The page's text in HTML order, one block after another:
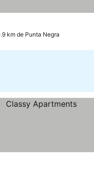
km de Punta Negra